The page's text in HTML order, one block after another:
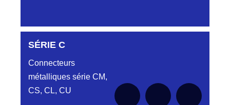
SÉRIE DA
Aucune pièce disponible pour cette série
pour le moment
SÉRIE DB
SÉRIE C
Connecteurs
métalliques série CM,
CS, CL, CU